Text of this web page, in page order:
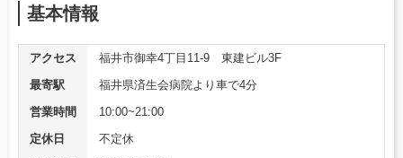
基本情報
アクセス
福井市御幸4丁目11-9 東建ビル3F
最寄駅
福井県済生会病院より車で4分
営業時間
10:00~21:00
定休日
不定休